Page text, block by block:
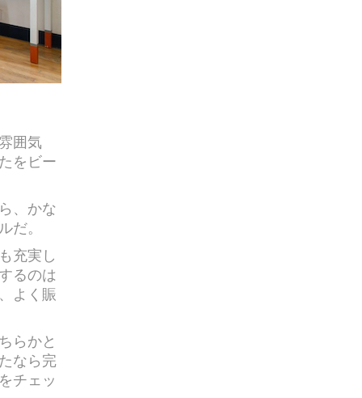
囲気
をビー
、かな
だ。
充実し
るのは
よく賑
らかと
なら完
チェッ